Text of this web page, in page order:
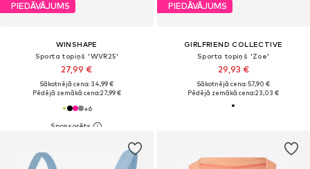
PIEDĀVĀJUMS
WINSHAPE
Sporta topiņš 'WVR25'
27,99 €
Sākotnējā cena: 34,99 €
Pēdējā zemākā cena:27,99 €
+6
PIEDĀVĀJUMS
GIRLFRIEND COLLECTIVE
Sporta topiņš 'Zoe'
29,93 €
Sākotnējā cena: 57,90 €
Pēdējā zemākā cena:23,03 €